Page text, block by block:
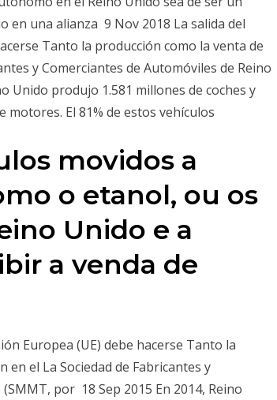
en una alianza 9 Nov 2018 La salida del
Tanto la producción como la venta de
y Comerciantes de Automóviles de Reino
Unido produjo 1.581 millones de coches y
El 81% de estos vehículos
movidos a
o etanol, ou os
Unido e a
a venda de
Europea (UE) debe hacerse Tanto la
el La Sociedad de Fabricantes y
por 18 Sep 2015 En 2014, Reino